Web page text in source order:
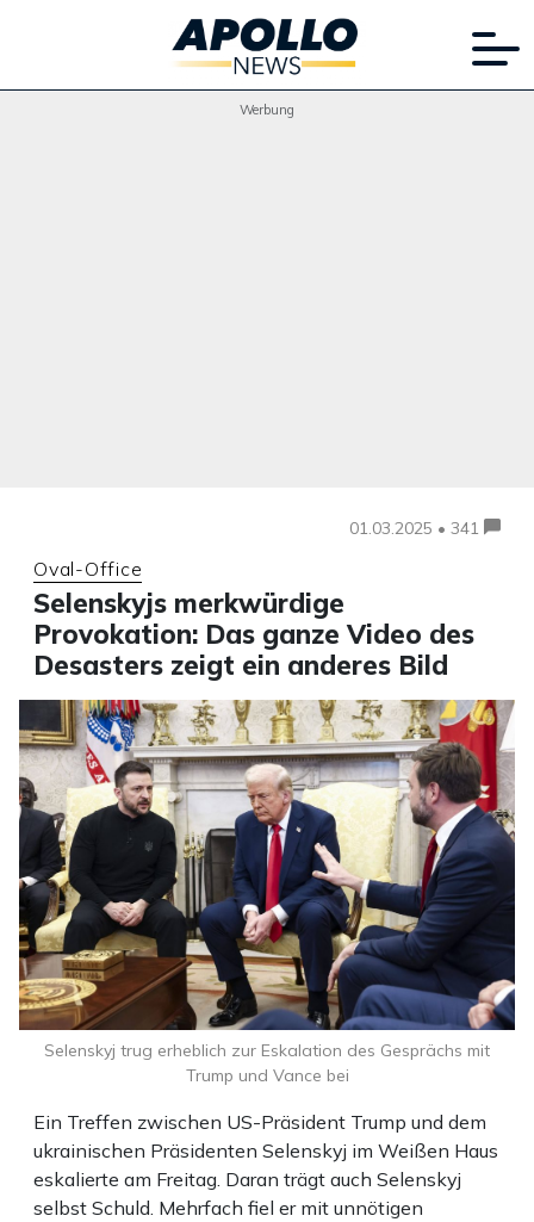
Werbung
01.03.2025 • 341
Oval-Office
Selenskyjs merkwürdige
Provokation: Das ganze Video des
Desasters zeigt ein anderes Bild
Ein Treffen zwischen US-Präsident Trump und dem
ukrainischen Präsidenten Selenskyj im Weißen Haus
eskalierte am Freitag. Daran trägt auch Selenskyj
selbst Schuld. Mehrfach fiel er mit unnötigen
Selenskyj trug erheblich zur Eskalation des Gesprächs mit
Trump und Vance bei